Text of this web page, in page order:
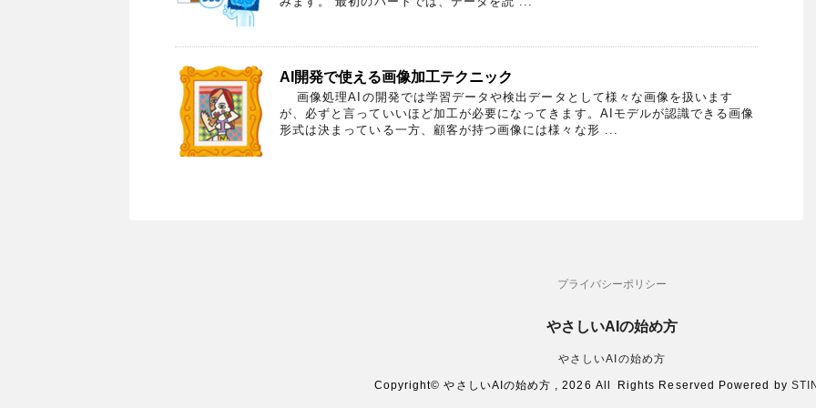
AI開発で使える画像加工テクニック
画像処理AIの開発では学習データや検出データとして様々な画像を扱います
が、必ずと言っていいほど加工が必要になってきます。AIモデルが認識できる画像
形式は決まっている一方、顧客が持つ画像には様々な形 ...
プライバシーポリシー
やさしいAIの始め方
やさしいAIの始め方
Copyright© やさしいAIの始め方 , 2026 All Rights Reserved Powered by